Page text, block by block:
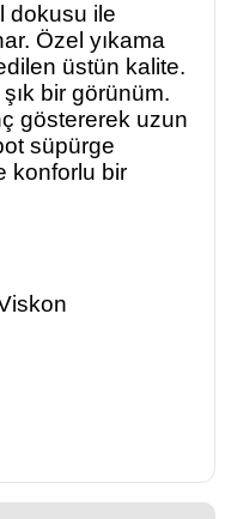
dokusu ile
Özel yıkama
üstün kalite.
bir görünüm.
göstererek uzun
süpürge
konforlu bir